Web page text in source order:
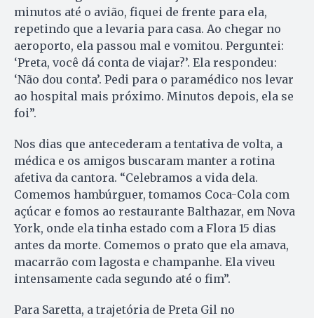
minutos até o avião, fiquei de frente para ela,
repetindo que a levaria para casa. Ao chegar no
aeroporto, ela passou mal e vomitou. Perguntei:
‘Preta, você dá conta de viajar?’. Ela respondeu:
‘Não dou conta’. Pedi para o paramédico nos levar
ao hospital mais próximo. Minutos depois, ela se
foi”.
Nos dias que antecederam a tentativa de volta, a
médica e os amigos buscaram manter a rotina
afetiva da cantora. “Celebramos a vida dela.
Comemos hambúrguer, tomamos Coca-Cola com
açúcar e fomos ao restaurante Balthazar, em Nova
York, onde ela tinha estado com a Flora 15 dias
antes da morte. Comemos o prato que ela amava,
macarrão com lagosta e champanhe. Ela viveu
intensamente cada segundo até o fim”.
Para Saretta, a trajetória de Preta Gil no